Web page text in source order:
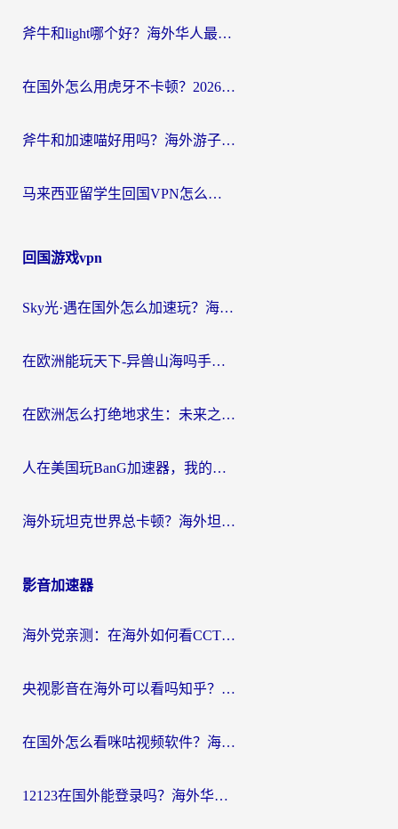
斧牛和light哪个好？海外华人最关心的回国加速器选择难题，一篇讲透
在国外怎么用虎牙不卡顿？2026海外华人亲测有效的回国加速器选择指南
斧牛和加速喵好用吗？海外游子的真实选择困境
马来西亚留学生回国VPN怎么选？3个避坑点+1款实测好用的加速器推荐
回国游戏vpn
Sky光·遇在国外怎么加速玩？海外党亲测有效的国服游戏加速指南
在欧洲能玩天下-异兽山海吗手游？海外玩家的加速器生存指南
在欧洲怎么打绝地求生：未来之役不卡？留学生亲测的加速器避坑指南
人在美国玩BanG加速器，我的延迟终于绿了
海外玩坦克世界总卡顿？海外坦克世界加速器有哪些？实测好用的选择在这里
影音加速器
海外党亲测：在海外如何看CCTV？告别“仅限大陆播放”的实用指南
央视影音在海外可以看吗知乎？留学生亲测：3步解决地域限制+追剧自由
在国外怎么看咪咕视频软件？海外党亲测有效的回国加速方案
12123在国外能登录吗？海外华人必看的回国加速实用指南